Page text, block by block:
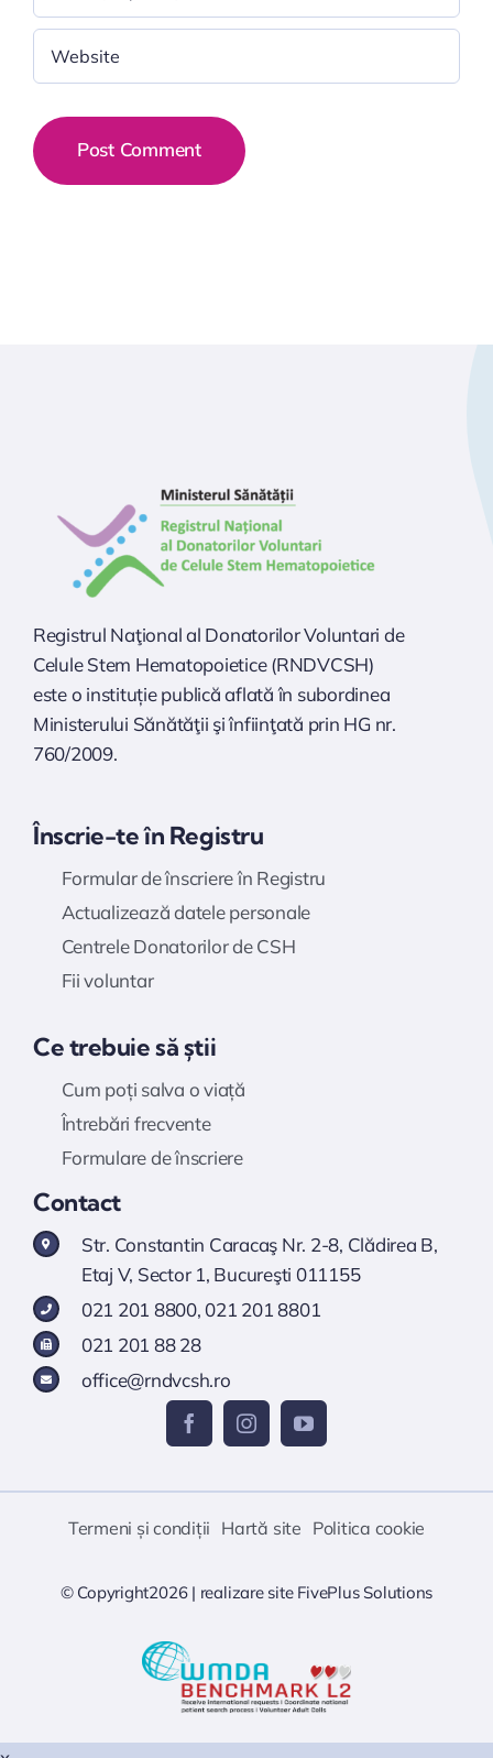
Registrul Naţional al Donatorilor Voluntari de
Celule Stem Hematopoietice (RNDVCSH)
este o instituție publică aflată în subordinea
Ministerului Sănătăţii şi înfiinţată prin HG nr.
760/2009.
Înscrie-te în Registru
Formular de înscriere în Registru
Actualizează datele personale
Centrele Donatorilor de CSH
Fii voluntar
Ce trebuie să știi
Cum poți salva o viață
Întrebări frecvente
Formulare de înscriere
Contact
Str. Constantin Caracaş Nr. 2-8, Clădirea B,
Etaj V, Sector 1, Bucureşti 011155
021 201 8800, 021 201 8801
021 201 88 28
office@rndvcsh.ro
Termeni și condiții Hartă site Politica cookie
© Copyright2026 | realizare site FivePlus Solutions